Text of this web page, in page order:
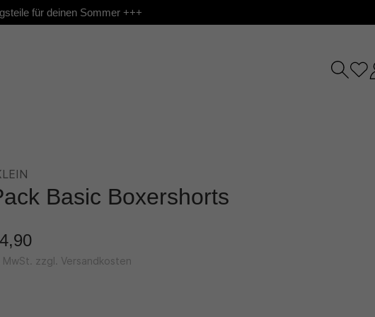
für deinen Sommer +++
Basic Boxershorts
MwSt. zzgl. Versandkosten